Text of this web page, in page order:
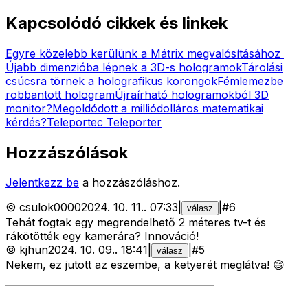
Kapcsolódó cikkek és linkek
Egyre közelebb kerülünk a Mátrix megvalósításához
Újabb dimenzióba lépnek a 3D-s hologramokTárolási
csúcsra törnek a holografikus korongokFémlemezbe
robbantott hologramÚjraírható hologramokból 3D
monitor?Megoldódott a milliódolláros matematikai
kérdés?Teleportec Teleporter
Hozzászólások
Jelentkezz be a hozzászóláshoz.
© csulok00002024. 10. 11.. 07:33 válasz #6
Tehát fogtak egy megrendelhető 2 méteres tv-t és
rákötötték egy kamerára? Innováció!
© kjhun2024. 10. 09.. 18:41 válasz #5
Nekem, ez jutott az eszembe, a ketyerét meglátva! 😄